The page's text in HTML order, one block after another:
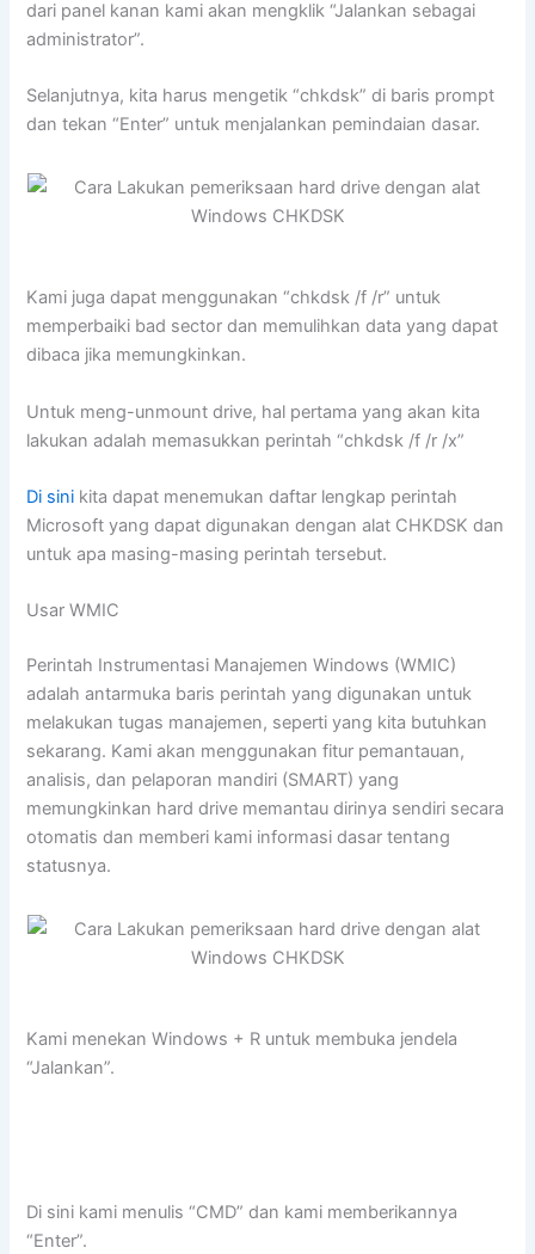
dari panel kanan kami akan mengklik “Jalankan sebagai
administrator”.
Selanjutnya, kita harus mengetik “chkdsk” di baris prompt
dan tekan “Enter” untuk menjalankan pemindaian dasar.
Kami juga dapat menggunakan “chkdsk /f /r” untuk
memperbaiki bad sector dan memulihkan data yang dapat
dibaca jika memungkinkan.
Untuk meng-unmount drive, hal pertama yang akan kita
lakukan adalah memasukkan perintah “chkdsk /f /r /x”
Di sini kita dapat menemukan daftar lengkap perintah
Microsoft yang dapat digunakan dengan alat CHKDSK dan
untuk apa masing-masing perintah tersebut.
Usar WMIC
Perintah Instrumentasi Manajemen Windows (WMIC)
adalah antarmuka baris perintah yang digunakan untuk
melakukan tugas manajemen, seperti yang kita butuhkan
sekarang. Kami akan menggunakan fitur pemantauan,
analisis, dan pelaporan mandiri (SMART) yang
memungkinkan hard drive memantau dirinya sendiri secara
otomatis dan memberi kami informasi dasar tentang
statusnya.
Kami menekan Windows + R untuk membuka jendela
“Jalankan”.
Di sini kami menulis “CMD” dan kami memberikannya
“Enter”.